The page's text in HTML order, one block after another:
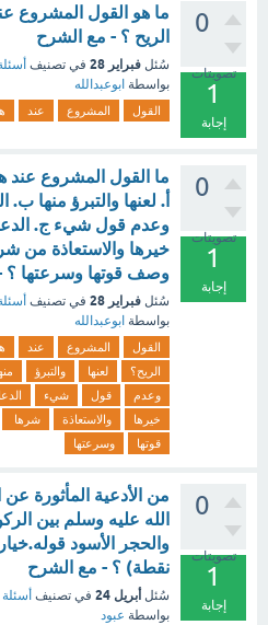
0
تصويتات
1
إجابة
ما هو القول المشروع
الريح ؟ - مع الشرح
سُئل فبراير 28 في تصنيف
بواسطة ابوعبدالله
القول المشروع عند
0
تصويتات
1
إجابة
ما القول المشروع عند
أ. لعنها والتبرؤ منها
وعدم قول شيء ج.
خيرها والاستعاذة من
وصف قوتها وسرعتها ؟
سُئل فبراير 28 في تصنيف
بواسطة ابوعبدالله
القول المشروع عند
الريح؟
لعنها والتبرؤ
وعدم
قول شيء
خيرها
والاستعاذة شرها
قوتها
وسرعتها
0
تصويتات
1
إجابة
من الأدعية المأثورة
الله عليه وسلم بين
نقطة) ؟ - مع الشرح
سُئل أبريل 24 في تصنيف
بواسطة عبود